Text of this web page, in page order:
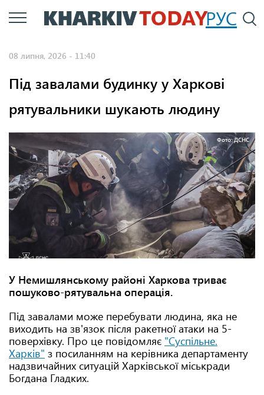
Перейти
до
РУС
08 липня, 2026 - 11:40
Під завалами будинку у Харкові
рятувальники шукають людину
Фото: ДСНС
У Немишлянському районі Харкова триває
пошуково-рятувальна операція.
Під завалами може перебувати людина, яка не
виходить на зв'язок після ракетної атаки на 5-
поверхівку. Про це повідомляє "Суспільне.
Харків" з посиланням на керівника департаменту
надзвичайних ситуацій Харківської міськради
Богдана Гладких.